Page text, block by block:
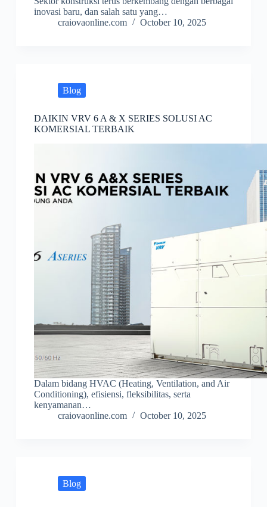
inovasi baru, dan salah satu yang…
craiovaonline.com
October 10, 2025
Blog
DAIKIN VRV 6 A & X SERIES SOLUSI AC
KOMERSIAL TERBAIK
Dalam bidang HVAC (Heating, Ventilation, and Air
Conditioning), efisiensi, fleksibilitas, serta
kenyamanan…
craiovaonline.com
October 10, 2025
Blog